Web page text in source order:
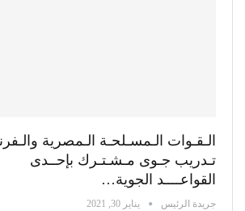
الـقـوات الـمسـلحـة الـمصرية
تـدريب جـوى مـشـتـرك بإحــدى
القواعــــد الجوية…
جريدة الرئيس يناير 30, 2021